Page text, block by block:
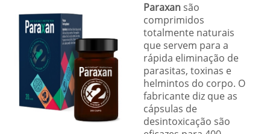
Paraxan são
comprimidos
totalmente naturais
que servem para a
rápida eliminação de
parasitas, toxinas e
helmintos do corpo. O
fabricante diz que as
cápsulas de
desintoxicação são